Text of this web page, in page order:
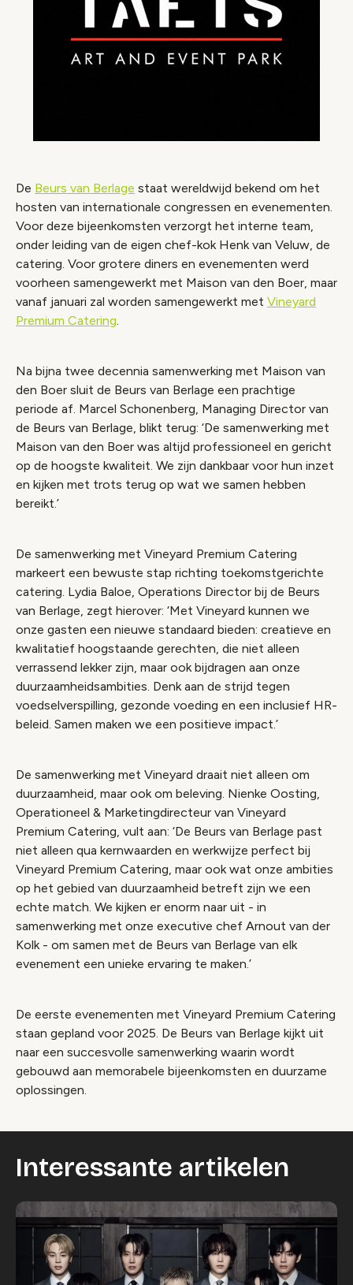
De Beurs van Berlage staat wereldwijd bekend om het
hosten van internationale congressen en evenementen.
Voor deze bijeenkomsten verzorgt het interne team,
onder leiding van de eigen chef-kok Henk van Veluw, de
catering. Voor grotere diners en evenementen werd
voorheen samengewerkt met Maison van den Boer, maar
vanaf januari zal worden samengewerkt met Vineyard
Premium Catering.
Na bijna twee decennia samenwerking met Maison van
den Boer sluit de Beurs van Berlage een prachtige
periode af. Marcel Schonenberg, Managing Director van
de Beurs van Berlage, blikt terug: ‘De samenwerking met
Maison van den Boer was altijd professioneel en gericht
op de hoogste kwaliteit. We zijn dankbaar voor hun inzet
en kijken met trots terug op wat we samen hebben
bereikt.’
De samenwerking met Vineyard Premium Catering
markeert een bewuste stap richting toekomstgerichte
catering. Lydia Baloe, Operations Director bij de Beurs
van Berlage, zegt hierover: ‘Met Vineyard kunnen we
onze gasten een nieuwe standaard bieden: creatieve en
kwalitatief hoogstaande gerechten, die niet alleen
verrassend lekker zijn, maar ook bijdragen aan onze
duurzaamheidsambities. Denk aan de strijd tegen
voedselverspilling, gezonde voeding en een inclusief HR-
beleid. Samen maken we een positieve impact.’
De samenwerking met Vineyard draait niet alleen om
duurzaamheid, maar ook om beleving. Nienke Oosting,
Operationeel & Marketingdirecteur van Vineyard
Premium Catering, vult aan: ‘De Beurs van Berlage past
niet alleen qua kernwaarden en werkwijze perfect bij
Vineyard Premium Catering, maar ook wat onze ambities
op het gebied van duurzaamheid betreft zijn we een
echte match. We kijken er enorm naar uit - in
samenwerking met onze executive chef Arnout van der
Kolk - om samen met de Beurs van Berlage van elk
evenement een unieke ervaring te maken.’
De eerste evenementen met Vineyard Premium Catering
staan gepland voor 2025. De Beurs van Berlage kijkt uit
naar een succesvolle samenwerking waarin wordt
gebouwd aan memorabele bijeenkomsten en duurzame
oplossingen.
Interessante artikelen